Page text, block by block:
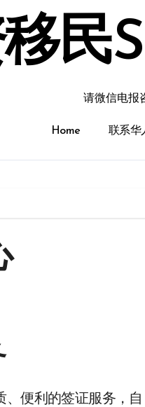
民
请微信电报
Home 联系华